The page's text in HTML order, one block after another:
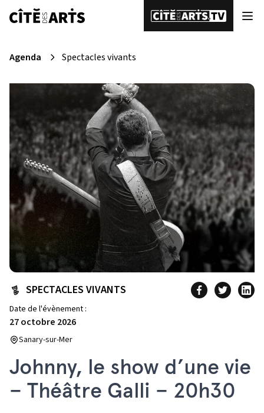
Agenda Spectacles vivants
SPECTACLES VIVANTS
Date de l'évènement :
27 octobre 2026
Sanary-sur-Mer
Johnny, le show d’une vie
– Théâtre Galli – 20h30